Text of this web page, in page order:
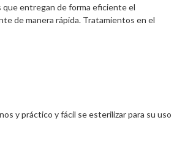
entregan de forma eficiente el
de manera rápida. Tratamientos en el
y práctico y fácil se esterilizar para su uso